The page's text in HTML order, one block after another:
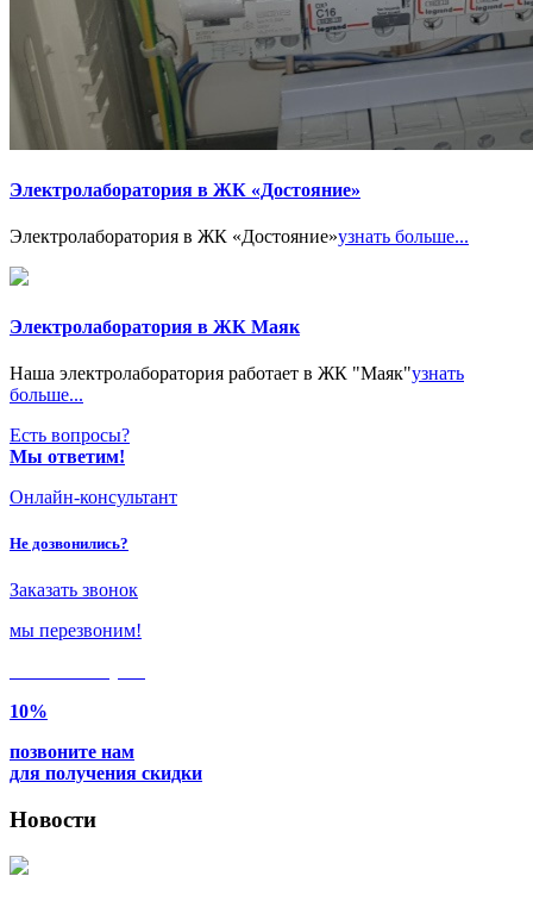
Электролаборатория в ЖК «Достояние»
Электролаборатория в ЖК «Достояние»узнать больше...
Электролаборатория в ЖК Маяк
Наша электролаборатория работает в ЖК "Маяк"узнать
больше...
Есть вопросы?
Мы ответим!
Онлайн-консультант
Не дозвонились?
Заказать звонок
мы перезвоним!
10%
позвоните нам
для получения скидки
Новости